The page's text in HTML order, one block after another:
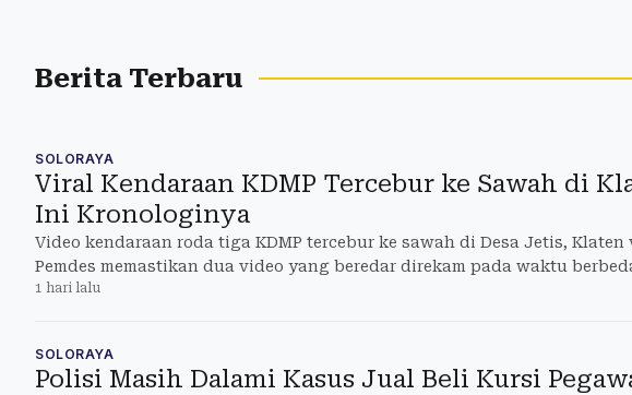
Berita Terbaru
SOLORAYA
Viral Kendaraan KDMP Tercebur ke Sawah di
Ini Kronologinya
Video kendaraan roda tiga KDMP tercebur ke sawah di Desa Jetis, Klaten
Pemdes memastikan dua video yang beredar direkam pada waktu
mengungkap
1 hari lalu
SOLORAYA
Polisi Masih Dalami Kasus Jual Beli Kursi